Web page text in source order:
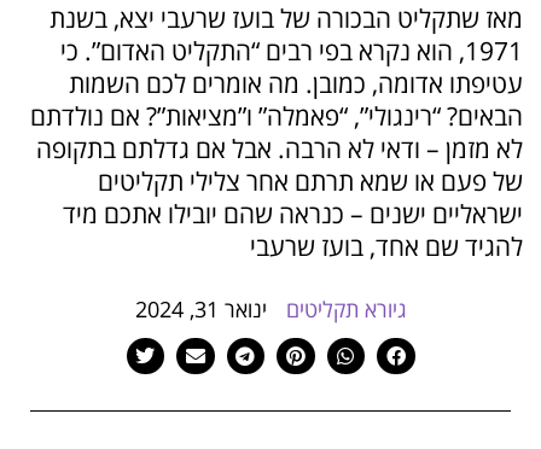
brightness_low ניגודיות כהה
format_underlined הוסף קו תחתון לקישורים
font_download
סמן קישורים
לאפס
את
כל
האפשרויות
cached
מאז שתקליט הבכורה של בועז שרעבי יצא, בשנת
1971, הוא נקרא בפי רבים “התקליט האדום”. כי
עטיפתו אדומה, כמובן. מה אומרים לכם השמות
הבאים? “רינגולי”, “פאמלה” ו”מציאות”? אם נולדתם
לא מזמן – ודאי לא הרבה. אבל אם גדלתם בתקופה
של פעם או שמא תרתם אחר צלילי תקליטים
ישראליים ישנים – כנראה שהם יובילו אתכם מיד
להגיד שם אחד, בועז שרעבי
גיורא תקליטים ינואר 31, 2024